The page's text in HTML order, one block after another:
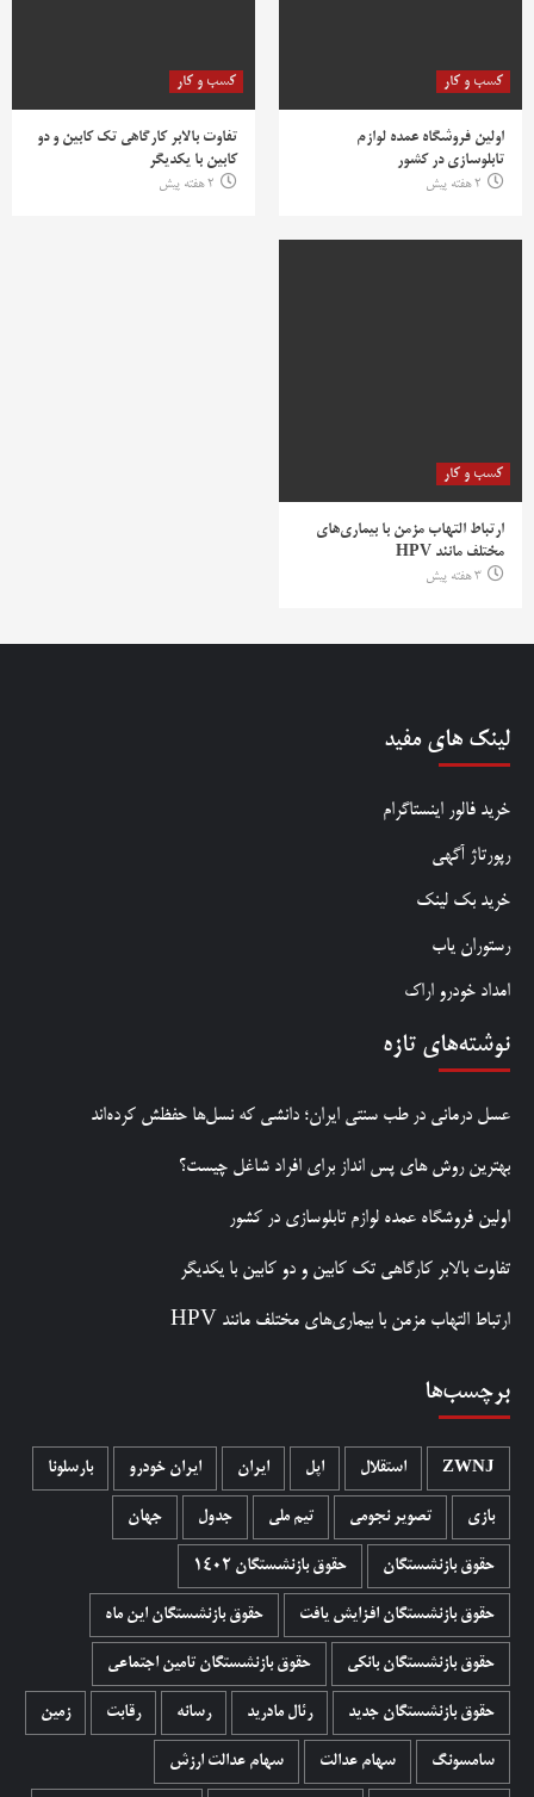
کسب و کار
اولین فروشگاه عمده لوازم
تابلوسازی در کشور
2 هفته پیش
کسب و کار
تفاوت بالابر کارگاهی تک کابین و دو
کابین با یکدیگر
2 هفته پیش
کسب و کار
ارتباط التهاب مزمن با بیماری‌های
مختلف مانند HPV
3 هفته پیش
لینک های مفید
خرید فالور اینستاگرام
رپورتاژ آگهی
خرید بک لینک
رستوران یاب
امداد خودرو اراک
نوشته‌های تازه
عسل درمانی در طب سنتی ایران؛ دانشی که نسل‌ها حفظش کرده‌اند
بهترین روش‌ های پس‌ انداز برای افراد شاغل چیست؟
اولین فروشگاه عمده لوازم تابلوسازی در کشور
تفاوت بالابر کارگاهی تک کابین و دو کابین با یکدیگر
ارتباط التهاب مزمن با بیماری‌های مختلف مانند HPV
برچسب‌ها
ZWNJ استقلال اپل ایران ایران خودرو بارسلونا
بازی تصویر نجومی تیم ملی جدول جهان
حقوق بازنشستگان حقوق بازنشستگان 1402
حقوق بازنشستگان افزایش یافت حقوق بازنشستگان این ماه
حقوق بازنشستگان بانکی حقوق بازنشستگان تامین اجتماعی
حقوق بازنشستگان جدید رئال مادرید رسانه رقابت زمین
سامسونگ سهام عدالت سهام عدالت ارزش